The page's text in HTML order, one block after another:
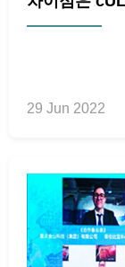
29 Jun 2022